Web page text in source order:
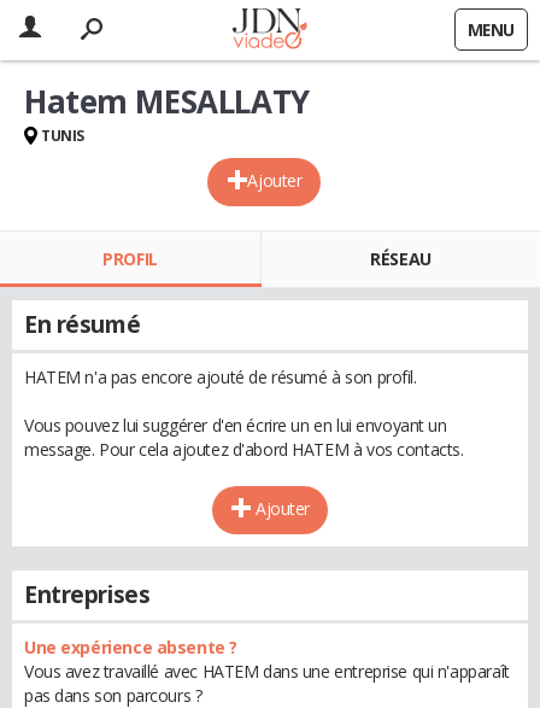
MENU
Ajouter
Hatem MESALLATY
TUNIS
PROFIL RÉSEAU
En résumé
HATEM n'a pas encore ajouté de résumé à son profil.
Vous pouvez lui suggérer d'en écrire un en lui envoyant un
message. Pour cela ajoutez d'abord HATEM à vos contacts.
Ajouter
Entreprises
Une expérience absente ?
Vous avez travaillé avec HATEM dans une entreprise qui n'apparaît
pas dans son parcours ?